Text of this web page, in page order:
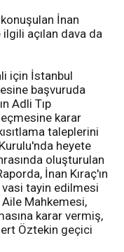
konuşulan İnan
ilgili açılan dava da
için İstanbul
başvuruda
Adli Tıp
karar
taleplerini
heyete
oluşturulan
İnan Kıraç'ın
tayin edilmesi
Mahkemesi,
karar vermiş,
Öztekin geçici